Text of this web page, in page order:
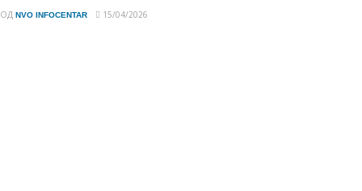
ОД NVO INFOCENTAR 15/04/2026